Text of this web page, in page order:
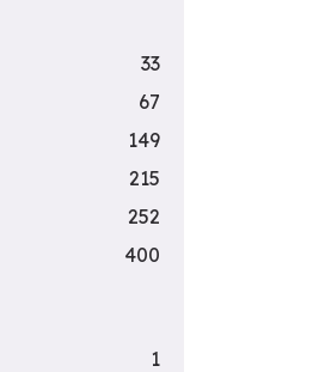
33
67
149
215
252
400
1